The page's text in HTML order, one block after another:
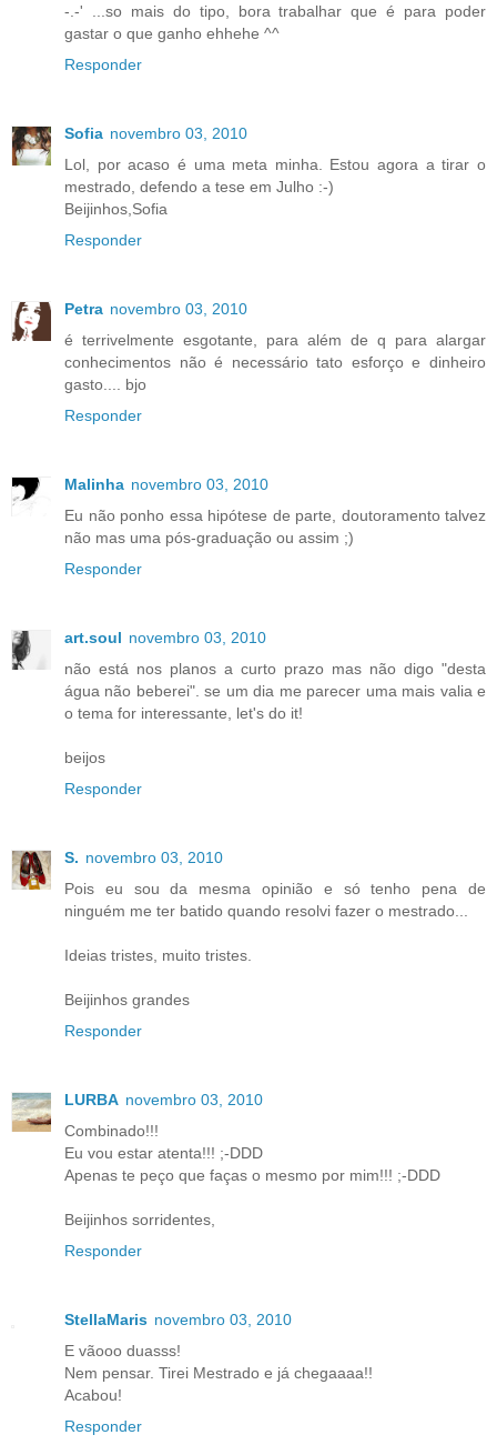
-.-' ...so mais do tipo, bora trabalhar que é para poder
gastar o que ganho ehhehe ^^
Responder
Sofia novembro 03, 2010
Lol, por acaso é uma meta minha. Estou agora a tirar o
mestrado, defendo a tese em Julho :-)
Beijinhos,Sofia
Responder
Petra novembro 03, 2010
é terrivelmente esgotante, para além de q para alargar
conhecimentos não é necessário tato esforço e dinheiro
gasto.... bjo
Responder
Malinha novembro 03, 2010
Eu não ponho essa hipótese de parte, doutoramento talvez
não mas uma pós-graduação ou assim ;)
Responder
art.soul novembro 03, 2010
não está nos planos a curto prazo mas não digo "desta
água não beberei". se um dia me parecer uma mais valia e
o tema for interessante, let's do it!
beijos
Responder
S. novembro 03, 2010
Pois eu sou da mesma opinião e só tenho pena de
ninguém me ter batido quando resolvi fazer o mestrado...
Ideias tristes, muito tristes.
Beijinhos grandes
Responder
LURBA novembro 03, 2010
Combinado!!!
Eu vou estar atenta!!! ;-DDD
Apenas te peço que faças o mesmo por mim!!! ;-DDD
Beijinhos sorridentes,
Responder
StellaMaris novembro 03, 2010
E vãooo duasss!
Nem pensar. Tirei Mestrado e já chegaaaa!!
Acabou!
Responder